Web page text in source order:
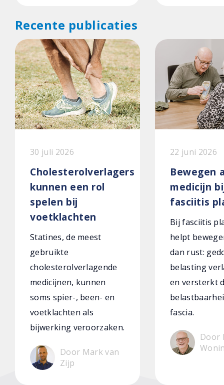
Recente publicaties
30 juli 2026
Cholesterolverlagers
kunnen een rol
spelen bij
voetklachten
Statines, de meest
gebruikte
cholesterolverlagende
medicijnen, kunnen
soms spier-, been- en
voetklachten als
bijwerking veroorzaken.
Door Mark van
Zijp
22 juni 2026
Bewegen
medicijn
fasciitis
Bij fasciitis
helpt
dan rust:
belasting
en versterkt
fascia.
Door